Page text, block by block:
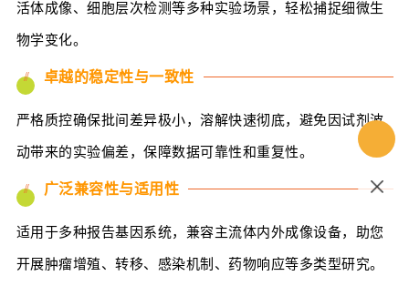
活体成像、细胞层次检测等多种实验场景，轻松捕捉细微生
物学变化。
// 卓越的稳定性与一致性
严格质控确保批间差异极小，溶解快速彻底，避免因试剂波
动带来的实验偏差，保障数据可靠性和重复性。
// 广泛兼容性与适用性
适用于多种报告基因系统，兼容主流体内外成像设备，助您
开展肿瘤增殖、转移、感染机制、药物响应等多类型研究。